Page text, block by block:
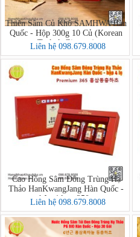
Thiên Sâm Củ Khô SAMHWA Hàn
Quốc - Hộp 300g 10 Củ (Korean
Taekuk Ginseng)
Liên hệ 098.679.8008
Cao Hồng Sâm Đông Trùng Hạ
Thảo HanKwangJang Hàn Quốc -
hộp 4 lọ x 250g
Liên hệ 098.679.8008